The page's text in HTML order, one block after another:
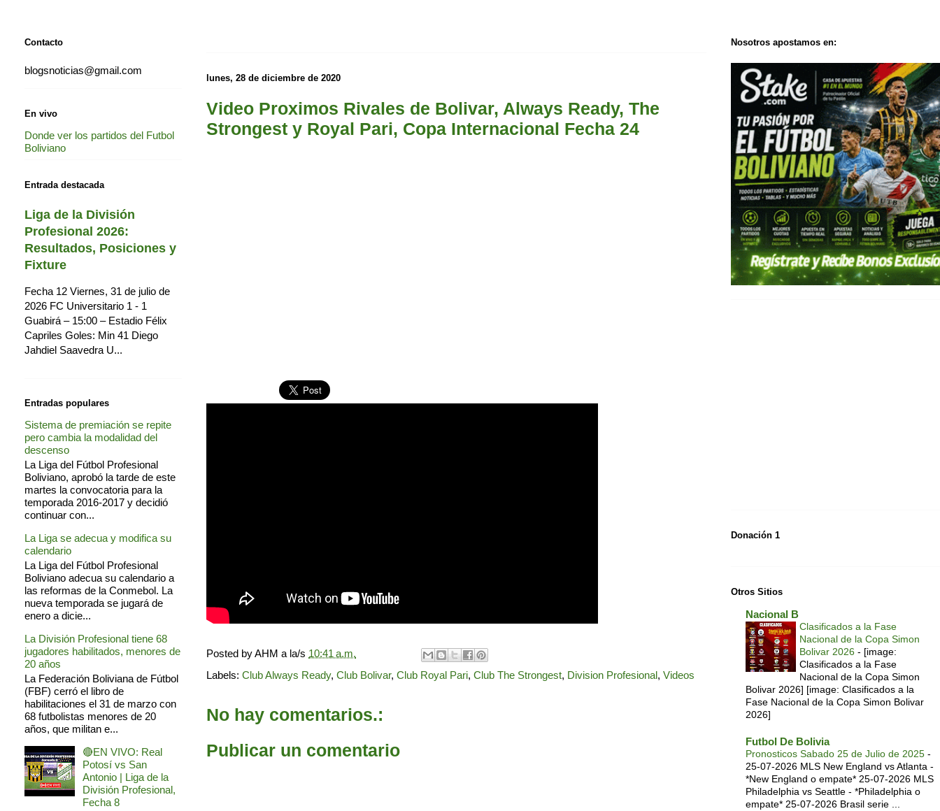
lunes, 28 de diciembre de 2020
Video Proximos Rivales de Bolivar, Always Ready, The
Strongest y Royal Pari, Copa Internacional Fecha 24
Posted byAHM a la/s 10:41 a.m.
Labels: Club Always Ready, Club Bolivar, Club Royal Pari, Club The Strongest, Division Profesional, Videos
No hay comentarios.:
Publicar un comentario
Contacto
blogsnoticias@gmail.com
En vivo
Donde ver los partidos del Futbol
Boliviano
Entrada destacada
Liga de la División
Profesional 2026:
Resultados, Posiciones y
Fixture
Fecha 12 Viernes, 31 de julio de
2026 FC Universitario 1 - 1
Guabirá – 15:00 – Estadio Félix
Capriles Goles: Min 41 Diego
Jahdiel Saavedra U...
Entradas populares
Sistema de premiación se repite
pero cambia la modalidad del
descenso
La Liga del Fútbol Profesional
Boliviano, aprobó la tarde de este
martes la convocatoria para la
temporada 2016-2017 y decidió
continuar con...
La Liga se adecua y modifica su
calendario
La Liga del Fútbol Profesional
Boliviano adecua su calendario a
las reformas de la Conmebol. La
nueva temporada se jugará de
enero a dicie...
La División Profesional tiene 68
jugadores habilitados, menores de
20 años
La Federación Boliviana de Fútbol
(FBF) cerró el libro de
habilitaciones el 31 de marzo con
68 futbolistas menores de 20
años, que militan e...
🔴EN VIVO: Real
Potosí vs San
Antonio | Liga de la
División Profesional,
Fecha 8
Nosotros apostamos en:
Donación 1
Otros Sitios
Nacional B
Clasificados a la Fase
Nacional de la Copa Simon
Bolivar 2026 - [image:
Clasificados a la Fase
Nacional de la Copa Simon
Bolivar 2026] [image: Clasificados a la
Fase Nacional de la Copa Simon Bolivar
2026]
Futbol De Bolivia
Pronosticos Sabado 25 de Julio de 2025 -
25-07-2026 MLS New England vs Atlanta -
*New England o empate* 25-07-2026 MLS
Philadelphia vs Seattle - *Philadelphia o
empate* 25-07-2026 Brasil serie ...